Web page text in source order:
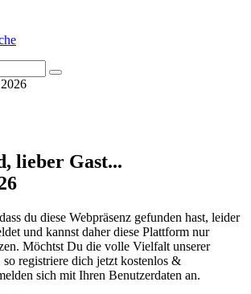
lieber Gast...
du diese Webpräsenz gefunden hast, leider
und kannst daher diese Plattform nur
Möchtst Du die volle Vielfalt unserer
registriere dich jetzt kostenlos &
sich mit Ihren Benutzerdaten an.